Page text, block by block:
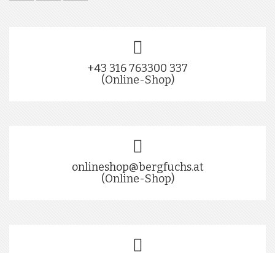
+43 316 763300 337
(Online-Shop)
onlineshop@bergfuchs.at
(Online-Shop)